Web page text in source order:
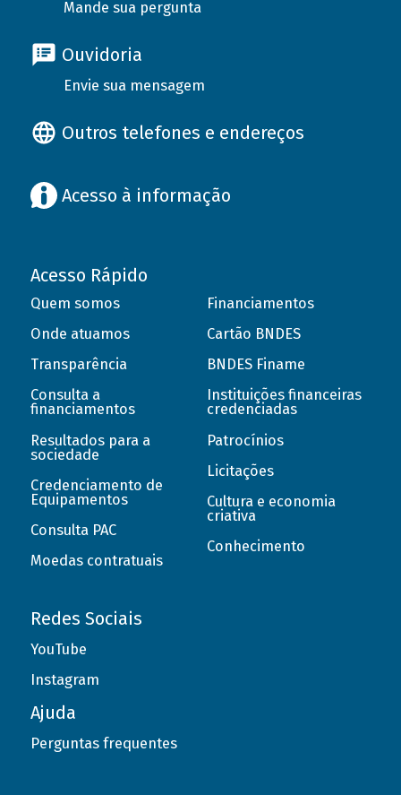
Mande sua pergunta
Ouvidoria
Envie sua mensagem
Outros telefones e endereços
Acesso à informação
Acesso Rápido
Quem somos
Onde atuamos
Transparência
Consulta a
financiamentos
Resultados para a
sociedade
Credenciamento de
Equipamentos
Consulta PAC
Moedas contratuais
Financiamentos
Cartão BNDES
BNDES Finame
Instituições financeiras
credenciadas
Patrocínios
Licitações
Cultura e economia
criativa
Conhecimento
Redes Sociais
YouTube
Instagram
Ajuda
Perguntas frequentes